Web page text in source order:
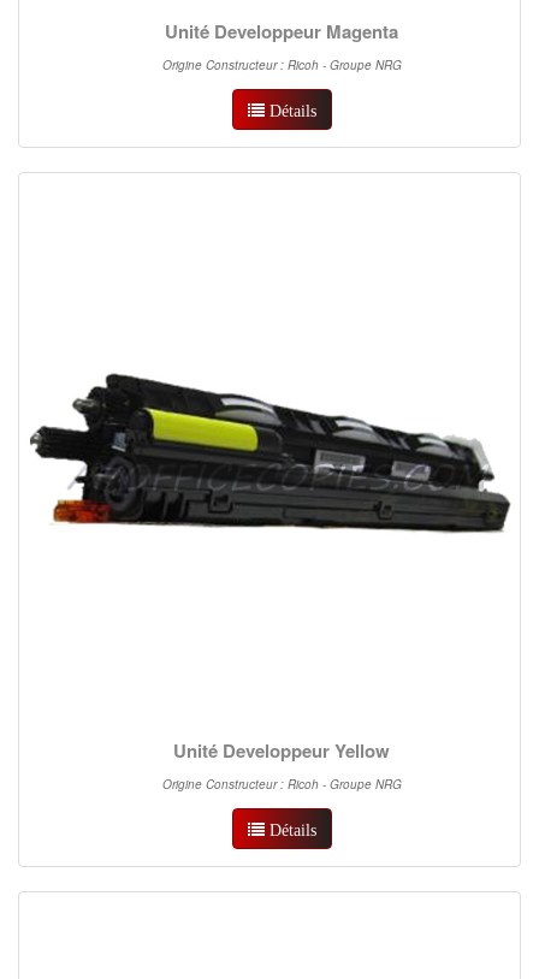
Unité Developpeur Magenta
Origine Constructeur : Ricoh - Groupe NRG
Détails
Unité Developpeur Yellow
Origine Constructeur : Ricoh - Groupe NRG
Détails